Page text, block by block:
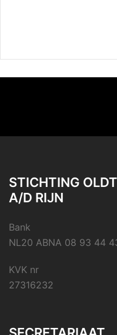
STICHTING
A/D RIJN
Bank
NL20 ABNA 08 93 44
KVK nr
27316232